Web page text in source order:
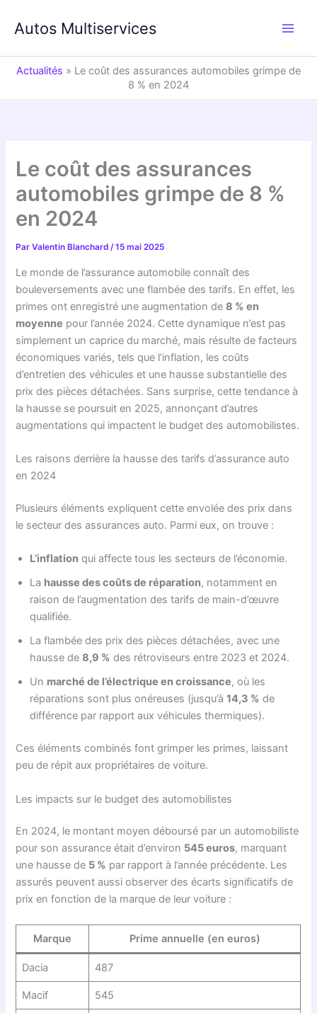
Autos Multiservices
Actualités » Le coût des assurances automobiles grimpe de
8 % en 2024
Le coût des assurances
automobiles grimpe de 8 %
en 2024
ParValentin Blanchard/15 mai 2025
Le monde de l’assurance automobile connaît des
bouleversements avec une flambée des tarifs. En effet, les
primes ont enregistré une augmentation de8 % en
moyenne pour l’année 2024. Cette dynamique n’est pas
simplement un caprice du marché, mais résulte de facteurs
économiques variés, tels que l’inflation, les coûts
d’entretien des véhicules et une hausse substantielle des
prix des pièces détachées. Sans surprise, cette tendance à
la hausse se poursuit en 2025, annonçant d’autres
augmentations qui impactent le budget des automobilistes.
Les raisons derrière la hausse des tarifs d’assurance auto
en 2024
Plusieurs éléments expliquent cette envolée des prix dans
le secteur des assurances auto. Parmi eux, on trouve :
L’inflation qui affecte tous les secteurs de l’économie.
La hausse des coûts de réparation, notamment en
raison de l’augmentation des tarifs de main-d’œuvre
qualifiée.
La flambée des prix des pièces détachées, avec une
hausse de8,9 % des rétroviseurs entre 2023 et 2024.
Un marché de l’électrique en croissance, où les
réparations sont plus onéreuses (jusqu’à14,3 % de
différence par rapport aux véhicules thermiques).
Ces éléments combinés font grimper les primes, laissant
peu de répit aux propriétaires de voiture.
Les impacts sur le budget des automobilistes
En 2024, le montant moyen déboursé par un automobiliste
pour son assurance était d’environ 545 euros, marquant
une hausse de 5 % par rapport à l’année précédente. Les
assurés peuvent aussi observer des écarts significatifs de
prix en fonction de la marque de leur voiture :
Marque Prime annuelle (en euros)
Dacia 487
Macif 545